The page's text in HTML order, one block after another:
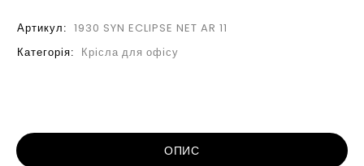
Артикул: 1930 SYN ECLIPSE NET AR 11
Категорія: Крісла для офісу
ОПИС